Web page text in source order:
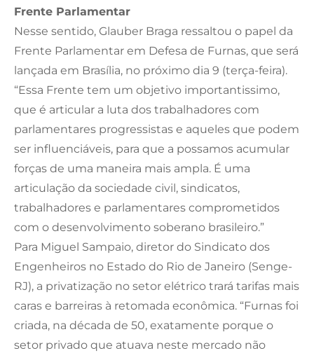
Frente Parlamentar
Nesse sentido, Glauber Braga ressaltou o papel da
Frente Parlamentar em Defesa de Furnas, que será
lançada em Brasília, no próximo dia 9 (terça-feira).
“Essa Frente tem um objetivo importantissimo,
que é articular a luta dos trabalhadores com
parlamentares progressistas e aqueles que podem
ser influenciáveis, para que a possamos acumular
forças de uma maneira mais ampla. É uma
articulação da sociedade civil, sindicatos,
trabalhadores e parlamentares comprometidos
com o desenvolvimento soberano brasileiro.”
Para Miguel Sampaio, diretor do Sindicato dos
Engenheiros no Estado do Rio de Janeiro (Senge-
RJ), a privatização no setor elétrico trará tarifas mais
caras e barreiras à retomada econômica. “Furnas foi
criada, na década de 50, exatamente porque o
setor privado que atuava neste mercado não